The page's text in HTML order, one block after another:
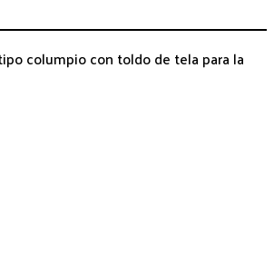
columpio con toldo de tela para la